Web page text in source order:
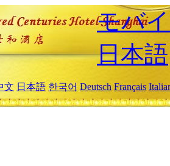
モバ
日本語
文 日本語 한국어 Deutsch Français